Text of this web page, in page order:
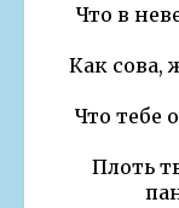
Что в
Как сова,
Что тебе
Плоть